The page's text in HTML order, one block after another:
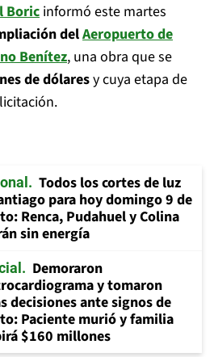
Boric informó este martes
delAeropuerto de
Benítez, una obra que se
de dólaresy cuya etapa de
Todos los cortes de luz
para hoy domingo 9 de
Renca, Pudahuel y Colina
sin energía
Demoraron
y tomaron
decisiones ante signos de
Paciente murió y familia
$160 millones